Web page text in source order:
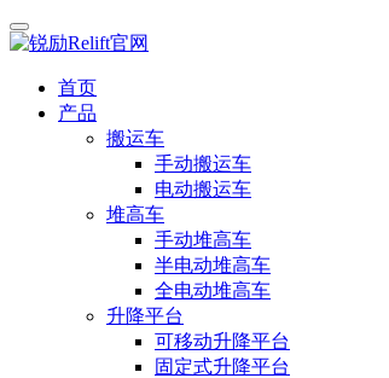
首页
产品
搬运车
手动搬运车
电动搬运车
堆高车
手动堆高车
半电动堆高车
全电动堆高车
升降平台
可移动升降平台
固定式升降平台